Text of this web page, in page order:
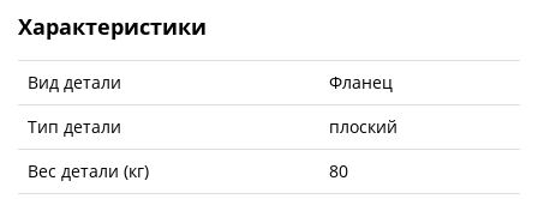
Характеристики
Вид детали
Фланец
Тип детали
плоский
Вес детали (кг)
80